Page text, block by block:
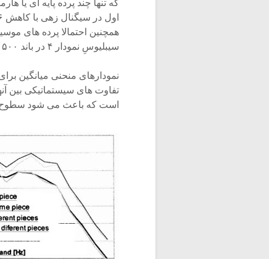
همچنین احتمالا پرده های
سیبلیوسِ نمودار ۴ در باند ۵۰۰ هرتزی ۳/۱ اکتاو فرورفتگی مشاهده می کنیم.
نمودارهای منحنی میانگین
تفاوت های سیستماتیکی بین
است که باعث می شود سطوح